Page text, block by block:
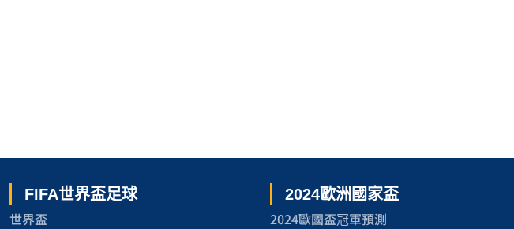
FIFA世界盃足球
世界盃
2024歐洲國家盃
2024歐國盃冠軍預測